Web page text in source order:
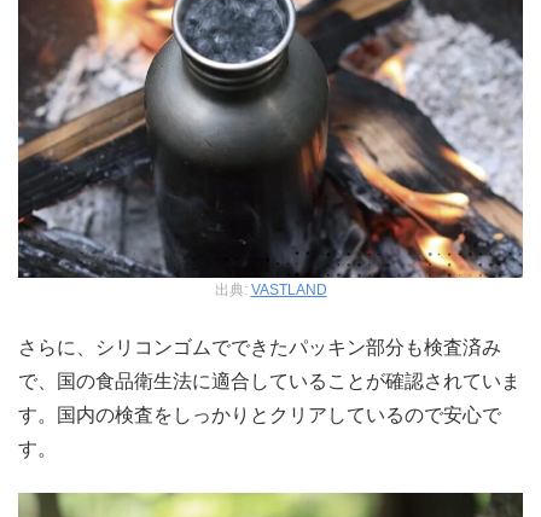
出典: VASTLAND
さらに、シリコンゴムでできたパッキン部分も検査済み
で、国の食品衛生法に適合していることが確認されていま
す。国内の検査をしっかりとクリアしているので安心で
す。